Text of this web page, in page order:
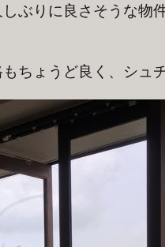
ぶりに良さそうな物
ちょうど良く、シュ